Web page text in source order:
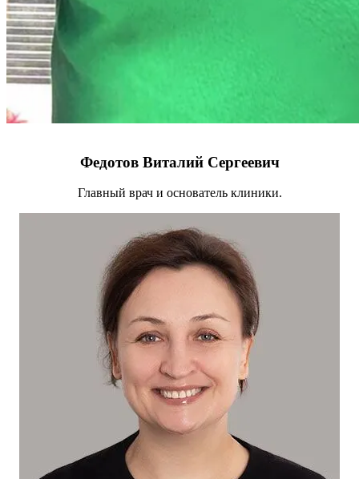
Федотов Виталий Сергеевич
Главный врач и основатель клиники.